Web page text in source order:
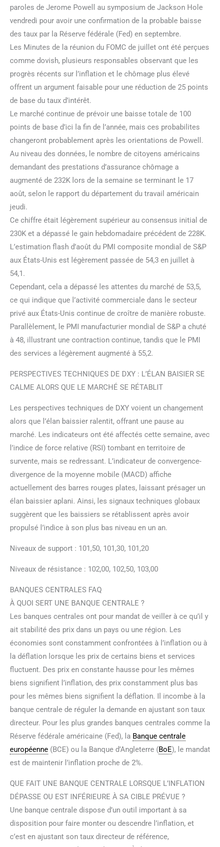
paroles de Jerome Powell au symposium de Jackson Hole
vendredi pour avoir une confirmation de la probable baisse
des taux par la Réserve fédérale (Fed) en septembre.
Les Minutes de la réunion du FOMC de juillet ont été perçues
comme dovish, plusieurs responsables observant que les
progrès récents sur l’inflation et le chômage plus élevé
offrent un argument faisable pour une réduction de 25 points
de base du taux d’intérêt.
Le marché continue de prévoir une baisse totale de 100
points de base d’ici la fin de l’année, mais ces probabilites
changeront probablement après les orientations de Powell.
Au niveau des données, le nombre de citoyens américains
demandant des prestations d’assurance chômage a
augmenté de 232K lors de la semaine se terminant le 17
août, selon le rapport du département du travail américain
jeudi.
Ce chiffre était légèrement supérieur au consensus initial de
230K et a dépassé le gain hebdomadaire précédent de 228K.
L’estimation flash d’août du PMI composite mondial de S&P
aux États-Unis est légèrement passée de 54,3 en juillet à
54,1.
Cependant, cela a dépassé les attentes du marché de 53,5,
ce qui indique que l’activité commerciale dans le secteur
privé aux États-Unis continue de croître de manière robuste.
Parallèlement, le PMI manufacturier mondial de S&P a chuté
à 48, illustrant une contraction continue, tandis que le PMI
des services a légèrement augmenté à 55,2.
PERSPECTIVES TECHNIQUES DE DXY : L’ÉLAN BAISIER SE
CALME ALORS QUE LE MARCHÉ SE RÉTABLIT
Les perspectives techniques de DXY voient un changement
alors que l’élan baissier ralentit, offrant une pause au
marché. Les indicateurs ont été affectés cette semaine, avec
l’indice de force relative (RSI) tombant en territoire de
survente, mais se redressant. L’indicateur de convergence-
divergence de la moyenne mobile (MACD) affiche
actuellement des barres rouges plates, laissant présager un
élan baissier aplani. Ainsi, les signaux techniques globaux
suggèrent que les baissiers se rétablissent après avoir
propulsé l’indice à son plus bas niveau en un an.
Niveaux de support : 101,50, 101,30, 101,20
Niveaux de résistance : 102,00, 102,50, 103,00
BANQUES CENTRALES FAQ
À QUOI SERT UNE BANQUE CENTRALE ?
Les banques centrales ont pour mandat de veiller à ce qu’il y
ait stabilité des prix dans un pays ou une région. Les
économies sont constamment confrontées à l’inflation ou à
la déflation lorsque les prix de certains biens et services
fluctuent. Des prix en constante hausse pour les mêmes
biens signifient l’inflation, des prix constamment plus bas
pour les mêmes biens signifient la déflation. Il incombe à la
banque centrale de réguler la demande en ajustant son taux
directeur. Pour les plus grandes banques centrales comme la
Réserve fédérale américaine (Fed), la Banque centrale
européenne (BCE) ou la Banque d’Angleterre (BoE), le mandat
est de maintenir l’inflation proche de 2%.
QUE FAIT UNE BANQUE CENTRALE LORSQUE L’INFLATION
DÉPASSE OU EST INFÉRIEURE À SA CIBLE PRÉVUE ?
Une banque centrale dispose d’un outil important à sa
disposition pour faire monter ou descendre l’inflation, et
c’est en ajustant son taux directeur de référence,